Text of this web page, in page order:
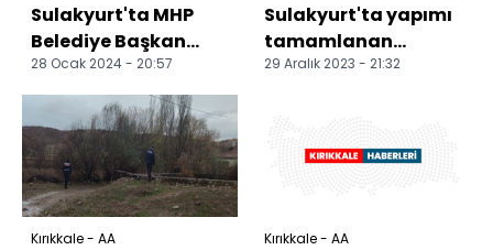
Sulakyurt'ta MHP
Belediye Başkan
adayı Bildik'in seçim
bürosu açıldı
28 Ocak 2024 - 20:57
Sulakyurt'ta yapımı
tamamlanan
yürüyüş yolu ve
29 Aralık 2023 - 21:32
Kırıkkale - AA Kırıkkale - AA